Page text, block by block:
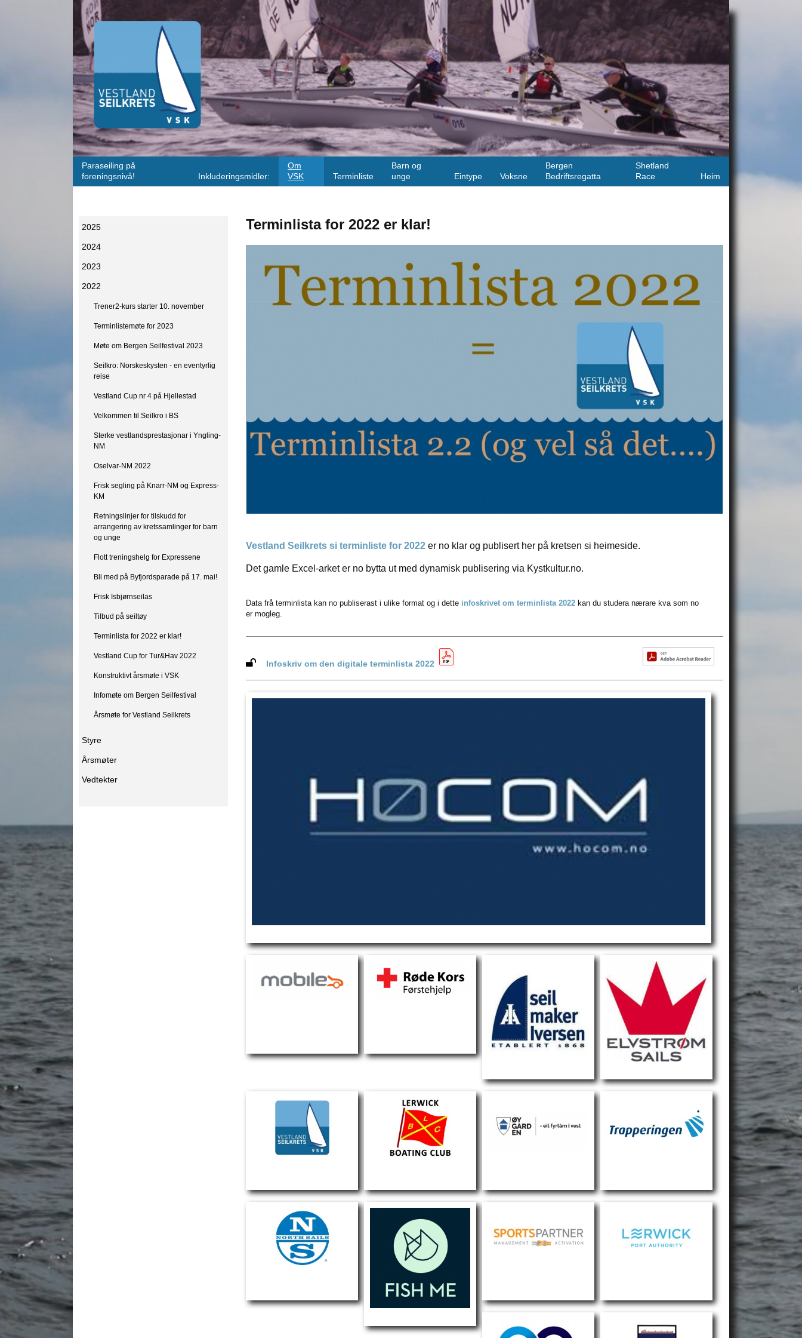
Paraseiling på
foreningsnivå!
Inkluderingsmidler:
Om
VSK
Terminliste
Barn og
unge
Eintype Voksne
Bergen
Bedriftsregatta
Shetland
Race
Heim
2025
2024
2023
2022
Trener2-kurs starter 10. november
Terminlistemøte for 2023
Møte om Bergen Seilfestival 2023
Seilkro: Norskeskysten - en eventyrlig
reise
Vestland Cup nr 4 på Hjellestad
Velkommen til Seilkro i BS
Sterke vestlandsprestasjonar i Yngling-
NM
Oselvar-NM 2022
Frisk segling på Knarr-NM og Express-
KM
Retningslinjer for tilskudd for
arrangering av kretssamlinger for barn
og unge
Flott treningshelg for Expressene
Bli med på Byfjordsparade på 17. mai!
Frisk Isbjørnseilas
Tilbud på seiltøy
Terminlista for 2022 er klar!
Vestland Cup for Tur&Hav 2022
Konstruktivt årsmøte i VSK
Infomøte om Bergen Seilfestival
Årsmøte for Vestland Seilkrets
Styre
Årsmøter
Vedtekter
Terminlista for 2022 er klar!
Vestland Seilkrets si terminliste for 2022 er no klar og publisert her på kretsen si heimeside.
Det gamle Excel-arket er no bytta ut med dynamisk publisering via Kystkultur.no.
Data frå terminlista kan no publiserast i ulike format og i dette infoskrivet om terminlista 2022 kan du studera nærare kva som no
er mogleg.
Infoskriv om den digitale terminlista 2022